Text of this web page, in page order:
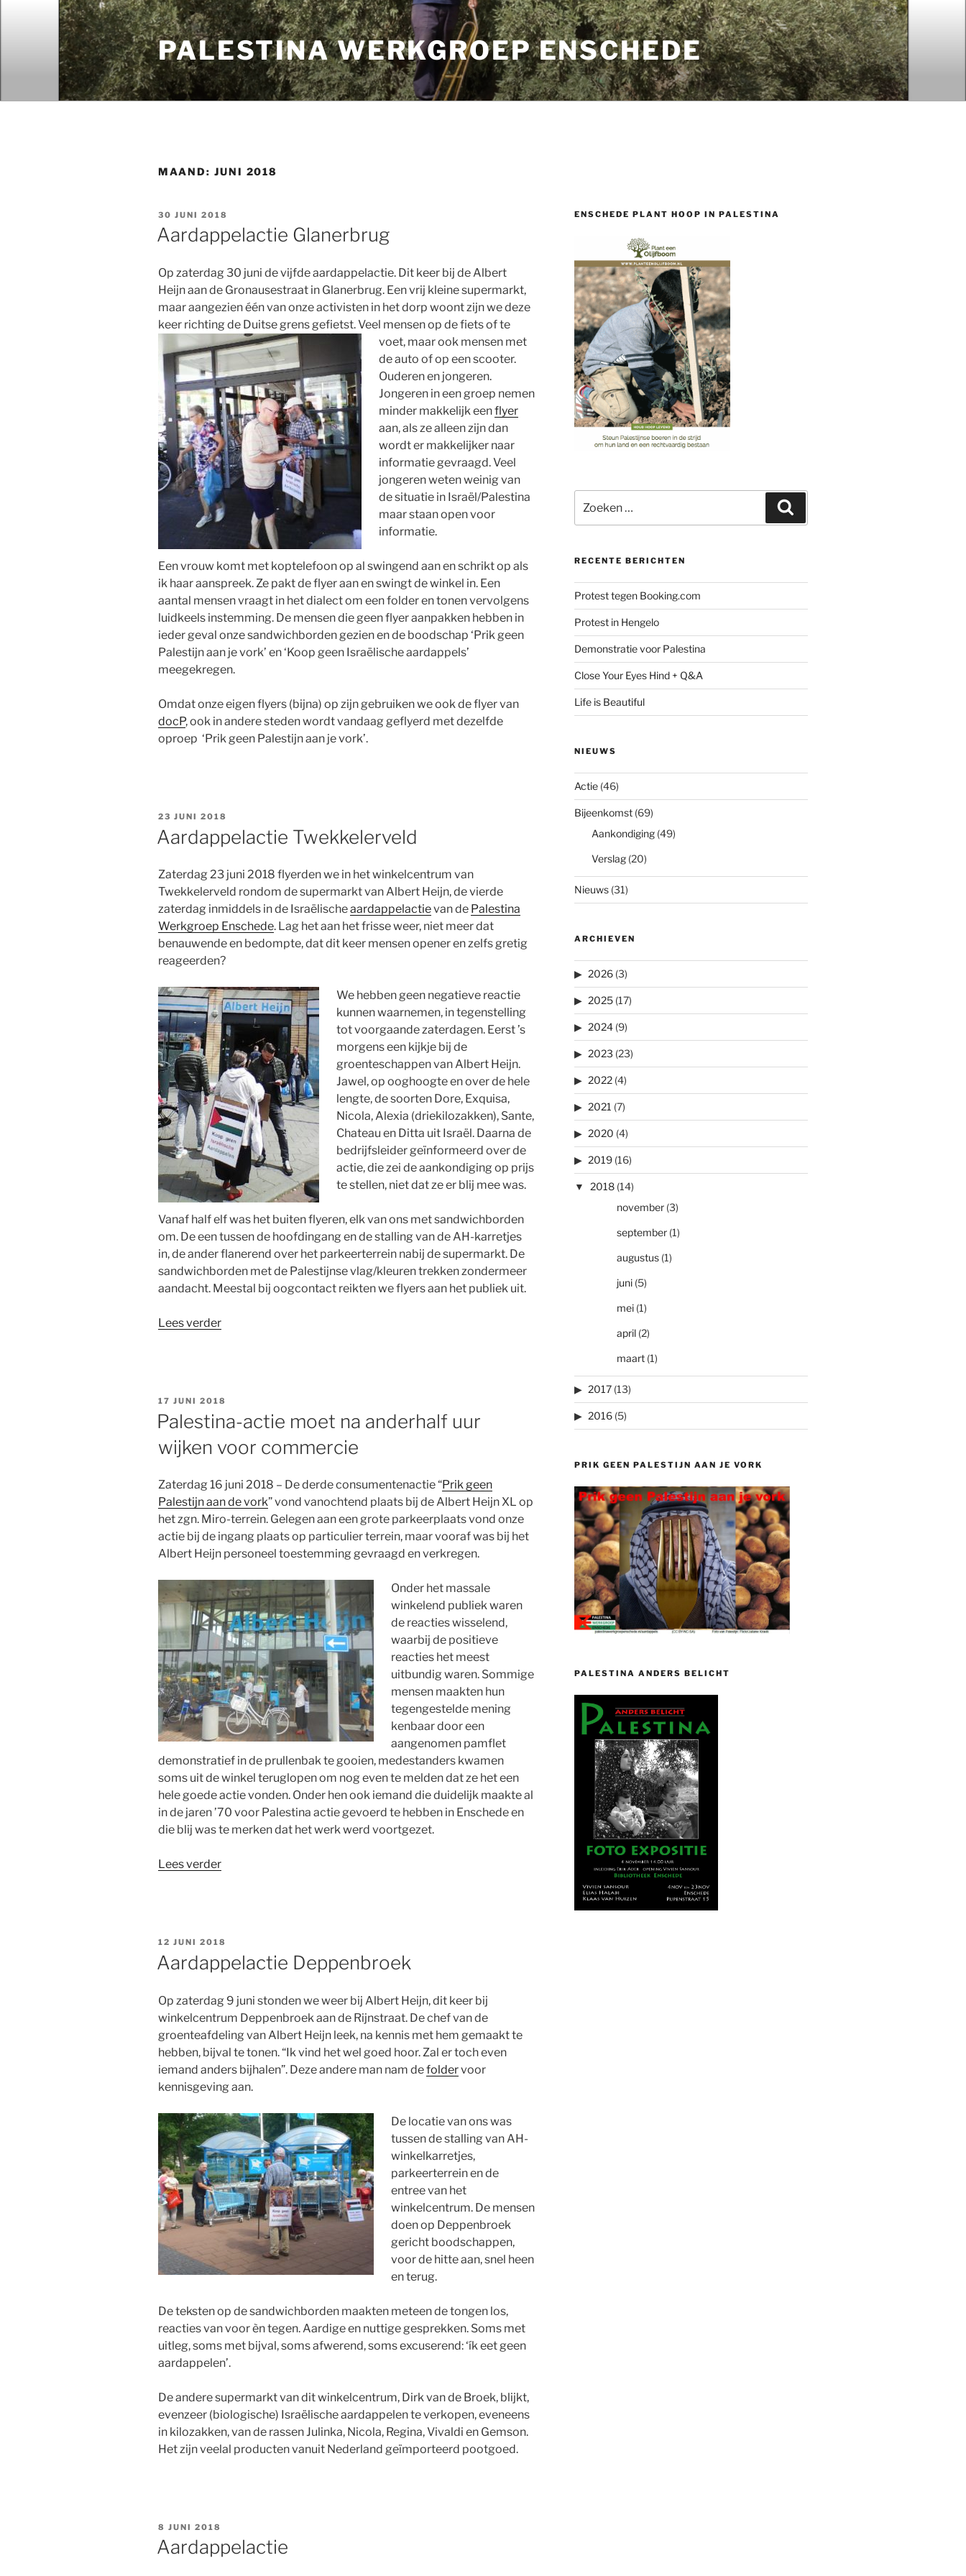
PALESTINA WERKGROEP ENSCHEDE
MAAND: JUNI 2018
GEPLAATST
OP
30 JUNI 2018
Aardappelactie Glanerbrug
Op zaterdag 30 juni de vijfde aardappelactie. Dit keer bij de Albert
Heijn aan de Gronausestraat in Glanerbrug. Een vrij kleine supermarkt,
maar aangezien één van onze activisten in het dorp woont zijn we deze
keer richting de Duitse grens gefietst.Veel mensen op de fiets of te
voet, maar ook mensen met
de auto of op een scooter.
Ouderen en jongeren.
Jongeren in een groep nemen
minder makkelijk eenflyer
aan, als ze alleen zijn dan
wordt er makkelijker naar
informatie gevraagd. Veel
jongeren weten weinig van
de situatie in Israël/Palestina
maar staan open voor
informatie.
Een vrouw komt met koptelefoon op al swingend aan en schrikt op als
ik haar aanspreek. Ze pakt de flyer aan en swingt de winkel in. Een
aantal mensen vraagt in het dialect om een folder en tonen vervolgens
luidkeels instemming. De mensen die geen flyer aanpakken hebben in
ieder geval onze sandwichborden gezien en de boodschap ‘Prik geen
Palestijn aan je vork’ en ‘Koop geen Israëlische aardappels’
meegekregen.
Omdat onze eigen flyers (bijna) op zijn gebruiken we ook de flyer van
docP, ook in andere steden wordt vandaag geflyerd met dezelfde
oproep ‘Prik geen Palestijn aan je vork’.
GEPLAATST
23 JUNI 2018
Aardappelactie Twekkelerveld
Zaterdag 23 juni 2018 flyerden we in het winkelcentrum van
Twekkelerveld rondom de supermarkt van Albert Heijn, de vierde
zaterdag inmiddels in de Israëlischeaardappelactievan de Palestina
Werkgroep Enschede. Lag het aan het frisse weer, niet meer dat
benauwende en bedompte, dat dit keer mensen opener en zelfs gretig
reageerden?
We hebben geen negatieve reactie
kunnen waarnemen, in tegenstelling
tot voorgaande zaterdagen. Eerst ’s
morgens een kijkje bij de
groenteschappen van Albert Heijn.
Jawel, op ooghoogte en over de hele
lengte, de soorten Dore, Exquisa,
Nicola, Alexia (driekilozakken), Sante,
Chateau en Ditta uit Israël. Daarna de
bedrijfsleider geïnformeerd over de
actie, die zei de aankondiging op prijs
te stellen, niet dat ze er blij mee was.
Vanaf half elf was het buiten flyeren, elk van ons met sandwichborden
om. De een tussen de hoofdingang en de stalling van de AH-karretjes
in, de ander flanerend over het parkeerterrein nabij de supermarkt. De
sandwichborden met de Palestijnse vlag/kleuren trekken zondermeer
aandacht. Meestal bij oogcontact reikten we flyers aan het publiek uit.
Lees verder“Aardappelactie
GEPLAATST
OP
17 JUNI 2018
Palestina-actie moet na anderhalf uur
wijken voor commercie
Zaterdag 16 juni 2018 – De derde consumentenactie “Prik geen
Palestijn aan de vork” vond vanochtend plaats bij de Albert Heijn XL op
het zgn. Miro-terrein. Gelegen aan een grote parkeerplaats vond onze
actie bij de ingang plaats op particulier terrein, maar vooraf was bij het
Albert Heijn personeel toestemming gevraagd en verkregen.
Onder het massale
winkelend publiek waren
de reacties wisselend,
waarbij de positieve
reacties het meest
uitbundig waren. Sommige
mensen maakten hun
tegengestelde mening
kenbaar door een
aangenomen pamflet
demonstratief in de prullenbak te gooien, medestanders kwamen
soms uit de winkel teruglopen om nog even te melden dat ze het een
hele goede actie vonden. Onder hen ook iemand die duidelijk maakte al
in de jaren ’70 voor Palestina actie gevoerd te hebben in Enschede en
die blij was te merken dat het werk werd voortgezet.
Lees verder“Palestina-
wijken
commercie”
GEPLAATST
OP
12 JUNI 2018
Aardappelactie Deppenbroek
Op zaterdag 9 juni stonden we weer bij Albert Heijn, dit keer bij
winkelcentrum Deppenbroek aan de Rijnstraat. De chef van de
groenteafdeling van Albert Heijn leek, na kennis met hem gemaakt te
hebben, bijval te tonen. “Ik vind het wel goed hoor. Zal er toch even
iemand anders bijhalen”. Deze andere man nam defoldervoor
kennisgeving aan.
De locatie van ons was
tussen de stalling van AH-
winkelkarretjes,
parkeerterrein en de
entree van het
winkelcentrum. De mensen
doen op Deppenbroek
gericht boodschappen,
voor de hitte aan, snel heen
en terug.
De teksten op de sandwichborden maakten meteen de tongen los,
reacties van voor èn tegen. Aardige en nuttige gesprekken. Soms met
uitleg, soms met bijval, soms afwerend, soms excuserend: ‘ík eet geen
aardappelen’.
De andere supermarkt van dit winkelcentrum, Dirk van de Broek, blijkt,
evenzeer (biologische) Israëlische aardappelen te verkopen, eveneens
in kilozakken, van de rassen Julinka, Nicola, Regina, Vivaldi en Gemson.
Het zijn veelal producten vanuit Nederland geïmporteerd pootgoed.
GEPLAATST
OP
8 JUNI 2018
Aardappelactie
ENSCHEDE PLANT HOOP IN PALESTINA
naar:
RECENTE BERICHTEN
Protest tegen Booking.com
Protest in Hengelo
Demonstratie voor Palestina
Close Your Eyes Hind + Q&A
Life is Beautiful
NIEUWS
Actie(46)
Bijeenkomst(69)
Aankondiging(49)
Verslag(20)
Nieuws(31)
ARCHIEVEN
2026(3)
2025(17)
2024(9)
2023 (23)
2022(4)
2021 (7)
2020 (4)
2019(16)
2018(14)
november(3)
september(1)
augustus(1)
juni(5)
mei(1)
april(2)
maart(1)
2017(13)
2016(5)
PRIK GEEN PALESTIJN AAN JE VORK
PALESTINA ANDERS BELICHT